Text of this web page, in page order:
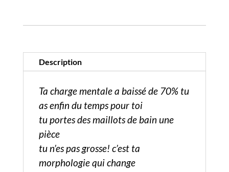
Description
Ta charge mentale a baissé de 70% tu
as enfin du temps pour toi
tu portes des maillots de bain une
pièce
tu n’es pas grosse! c’est ta
morphologie qui change